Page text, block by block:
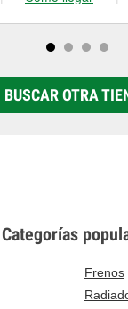
BUSCAR OTRA
Categorías
Frenos